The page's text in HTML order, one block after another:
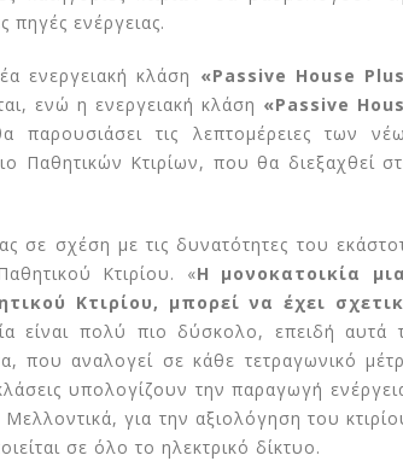
ενέργειας.
ενεργειακή κλάση «Passive House
ενώ η ενεργειακή κλάση «Passive
τις λεπτομέρειες των
Παθητικών Κτιρίων, που θα διεξαχθεί
σε σχέση με τις δυνατότητες του
Κτιρίου. «Η μονοκατοικία
Κτιρίου, μπορεί να έχει
είναι πολύ πιο δύσκολο, επειδή αυτά
που αναλογεί σε κάθε τετραγωνικό
υπολογίζουν την παραγωγή
για την αξιολόγηση του
σε όλο το ηλεκτρικό δίκτυο.
του Δημ.
στον Ν.
Έρευνα Greenpeace:
Ασπίδα κατά του
& της ενεργειακής
φτώχειας τα Παθητικά Κτίρια